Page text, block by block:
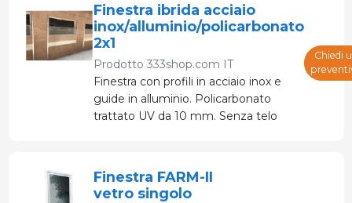
mancanza di
corrente.
Finestra ibrida acciaio
inox/alluminio/policarbonato
2x1
Prodotto 333shop.com IT
Finestra con profili in acciaio inox e
guide in alluminio. Policarbonato
trattato UV da 10 mm. Senza telo
Chiedi
Finestra FARM-II
vetro singolo